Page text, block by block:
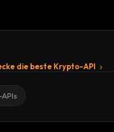
die beste Krypto-API